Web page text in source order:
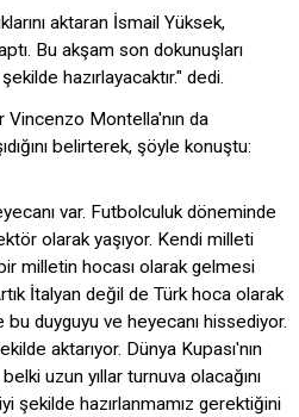
aktaran İsmail Yüksek,
Bu akşam son dokunuşları
hazırlayacaktır." dedi.
Vincenzo Montella'nın da
belirterek, şöyle konuştu:
var. Futbolculuk döneminde
olarak yaşıyor. Kendi milleti
milletin hocası olarak gelmesi
İtalyan değil de Türk hoca olarak
duyguyu ve heyecanı hissediyor.
aktarıyor. Dünya Kupası'nın
uzun yıllar turnuva olacağını
şekilde hazırlanmamız gerektiğini